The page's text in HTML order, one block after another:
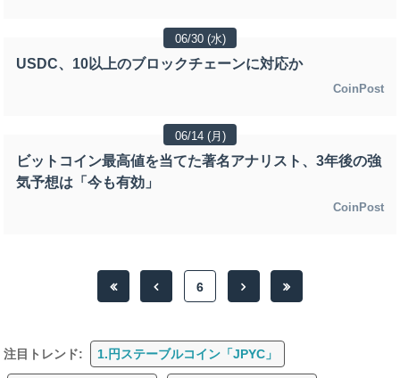
06/30 (水)
USDC、10以上のブロックチェーンに対応か
CoinPost
06/14 (月)
ビットコイン最高値を当てた著名アナリスト、3年後の強
気予想は「今も有効」
CoinPost
6
注目トレンド: 1.円ステーブルコイン「JPYC」